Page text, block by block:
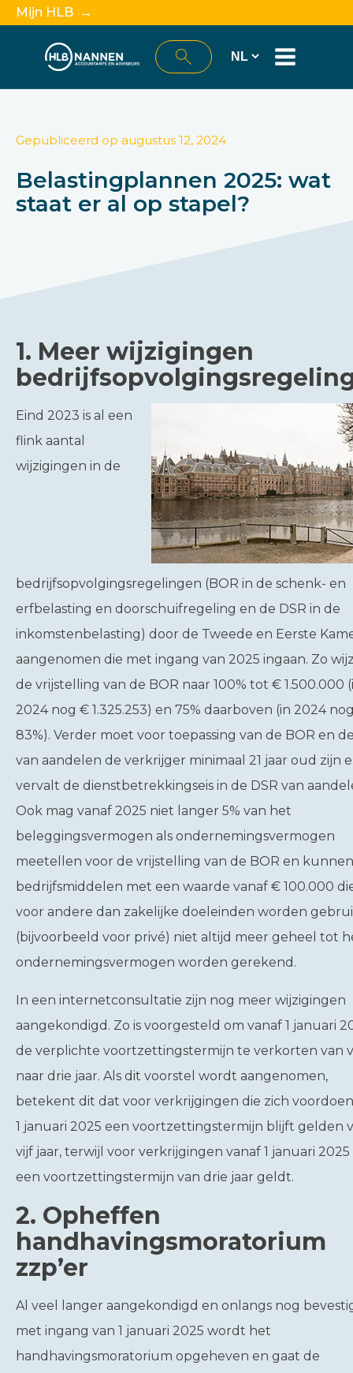
Mijn HLB →
Gepubliceerd op augustus 12, 2024
Belastingplannen 2025: wat
staat er al op stapel?
1. Meer wijzigingen
Eind 2023 is al een
flink aantal
wijzigingen in de
bedrijfsopvolgingsregelingen (BOR in de schenk- en
erfbelasting en doorschuifregeling en de DSR in de
inkomstenbelasting) door de Tweede en Eerste
aangenomen die met ingang van 2025 ingaan. Zo
de vrijstelling van de BOR naar 100% tot € 1.500.000
2024 nog € 1.325.253) en 75% daarboven (in 2024
83%). Verder moet voor toepassing van de BOR en
van aandelen de verkrijger minimaal 21 jaar oud zijn
vervalt de dienstbetrekkingseis in de DSR van
Ook mag vanaf 2025 niet langer 5% van het
beleggingsvermogen als ondernemingsvermogen
meetellen voor de vrijstelling van de BOR en kunnen
bedrijfsmiddelen met een waarde vanaf € 100.000
voor andere dan zakelijke doeleinden worden
(bijvoorbeeld voor privé) niet altijd meer geheel tot
ondernemingsvermogen worden gerekend.
In een internetconsultatie zijn nog meer wijzigingen
aangekondigd. Zo is voorgesteld om vanaf 1 januari
de verplichte voortzettingstermijn te verkorten van
naar drie jaar. Als dit voorstel wordt aangenomen,
betekent dit dat voor verkrijgingen die zich
1 januari 2025 een voortzettingstermijn blijft gelden
vijf jaar, terwijl voor verkrijgingen vanaf 1 januari 2025
een voortzettingstermijn van drie jaar geldt.
2. Opheffen
handhavingsmoratorium
zzp’er
Al veel langer aangekondigd en onlangs nog
met ingang van 1 januari 2025 wordt het
handhavingsmoratorium opgeheven en gaat de